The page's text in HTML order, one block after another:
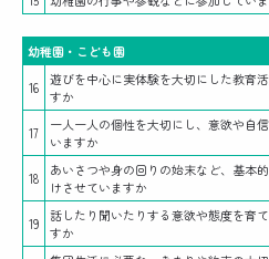
幼稚園・こども園
16
遊びを中心に実体験を大切にした教育
すか
17
一人一人の個性を大切にし、意欲や自
いますか
18
あいさつや身の回りの始末など、基本
けさせていますか
19
話したり聞いたりする意欲や態度を育
すか